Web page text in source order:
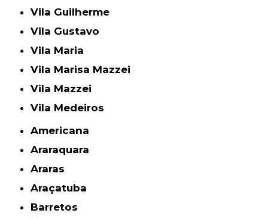
Vila Guilherme
Vila Gustavo
Vila Maria
Vila Marisa Mazzei
Vila Mazzei
Vila Medeiros
Americana
Araraquara
Araras
Araçatuba
Barretos